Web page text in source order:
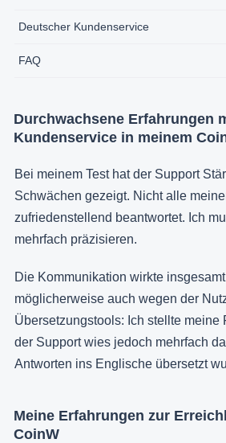
Deutscher Kundenservice
FAQ
Durchwachsene Erfahrungen
Kundenservice in meinem
Bei meinem Test hat der Support
Schwächen gezeigt. Nicht alle
zufriedenstellend beantwortet. Ich
mehrfach präzisieren.
Die Kommunikation wirkte
möglicherweise auch wegen der
Übersetzungstools: Ich stellte meine
der Support wies jedoch mehrfach
Antworten ins Englische übersetzt
Meine Erfahrungen zur
CoinW